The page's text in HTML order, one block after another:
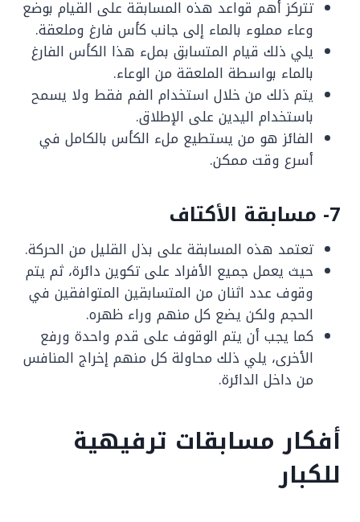
تتركز أهم قواعد هذه المسابقة على القيام بوضع
وعاء مملوء بالماء إلى جانب كأس فارغ وملعقة.
يلي ذلك قيام المتسابق بملء هذا الكأس الفارغ
بالماء بواسطة الملعقة من الوعاء.
يتم ذلك من خلال استخدام الفم فقط ولا يسمح
باستخدام اليدين على الإطلاق.
الفائز هو من يستطيع ملء الكأس بالكامل في
أسرع وقت ممكن.
7- مسابقة الأكتاف
تعتمد هذه المسابقة على بذل القليل من الحركة.
حيث يعمل جميع الأفراد على تكوين دائرة، ثم يتم
وقوف عدد اثنان من المتسابقين المتوافقين في
الحجم ولكن يضع كل منهم وراء ظهره.
كما يجب أن يتم الوقوف على قدم واحدة ورفع
الأخرى، يلي ذلك محاولة كل منهم إخراج المنافس
من داخل الدائرة.
أفكار مسابقات ترفيهية
للكبار